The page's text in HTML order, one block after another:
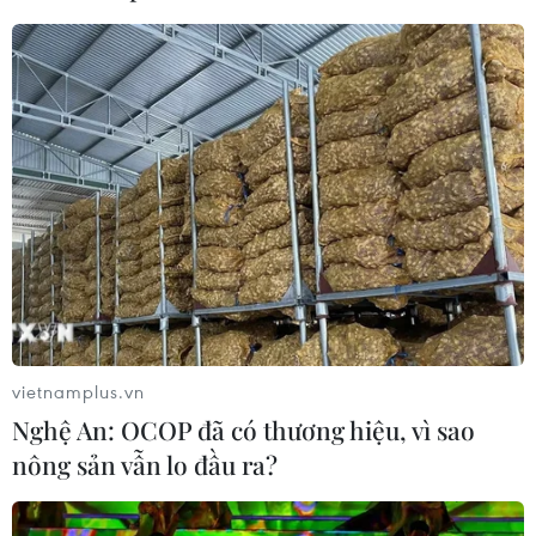
Trump
07/08/2026 00:33
Cựu Giám đốc Viện Quốc gia về Dị
ứng của Mỹ bị buộc tội khinh thường
Quốc hội
07/08/2026 00:25
Mexico triển khai hàng nghìn binh sỹ
bảo vệ các vùng trồng bơ trọng điểm
07/08/2026 00:09
Mỹ: Lãi suất thế chấp tăng lên mức
vietnamplus.vn
Nghệ An: OCOP đã có thương hiệu, vì sao
nông sản vẫn lo đầu ra?